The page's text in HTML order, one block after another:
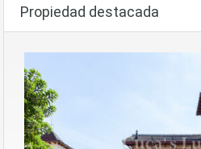
Propiedad destacada